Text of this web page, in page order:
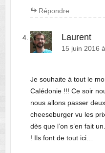
Répondre
Laurent
15 juin 2016
Je souhaite à tout le
Calédonie !!! Ce soir
nous allons passer
cheeseburger vu les
dès que l’on s’en fait
! Ils font de tout ici…